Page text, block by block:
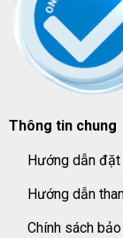
Thông tin chung
Hướng dẫn đặt
Hướng dẫn
Chính sách bảo